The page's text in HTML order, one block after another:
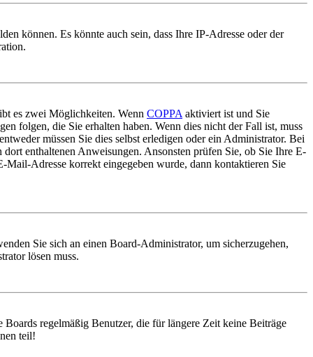
können. Es könnte auch sein, dass Ihre IP-Adresse oder der
es zwei Möglichkeiten. Wenn COPPA aktiviert ist und Sie
folgen, die Sie erhalten haben. Wenn dies nicht der Fall ist, muss
müssen Sie dies selbst erledigen oder ein Administrator. Bei
enthaltenen Anweisungen. Ansonsten prüfen Sie, ob Sie Ihre E-
Adresse korrekt eingegeben wurde, dann kontaktieren Sie
Sie sich an einen Board-Administrator, um sicherzugehen,
lösen muss.
regelmäßig Benutzer, die für längere Zeit keine Beiträge
teil!